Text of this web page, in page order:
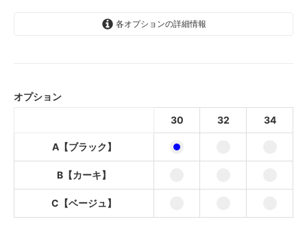
各オプションの詳細情報
A【ブラック】
B【カーキ】
オプション
30
32 34
A【ブラック】
B【カーキ】
C【ベージュ】